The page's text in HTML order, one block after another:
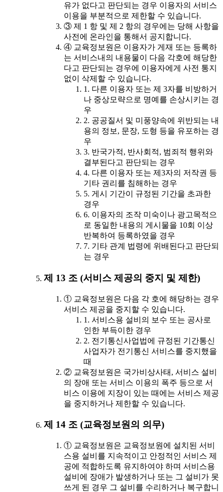
유가 없다고 판단되는 경우 이용자의 서비스
이용을 부분적으로 제한할 수 있습니다.
③ 제 1 항 및 제 2 항의 경우에는 당해 사항을
사전에 온라인을 통해서 공지합니다.
④ 교육정보원은 이용자가 게재 또는 등록하
는 서비스내의 내용물이 다음 각호에 해당한
다고 판단되는 경우에 이용자에게 사전 통지
없이 삭제할 수 있습니다.
1. 다른 이용자 또는 제 3자를 비방하거
나 중상모략으로 명예를 손상시키는 경
우
2. 공공질서 및 미풍양속에 위반되는 내
용의 정보, 문장, 도형 등을 유포하는 경
우
3. 반국가적, 반사회적, 범죄적 행위와
결부된다고 판단되는 경우
4. 다른 이용자 또는 제3자의 저작권 등
기타 권리를 침해하는 경우
5. 게시 기간이 규정된 기간을 초과한
경우
6. 이용자의 조작 미숙이나 광고목적으
로 동일한 내용의 게시물을 10회 이상
반복하여 등록하였을 경우
7. 기타 관계 법령에 위배된다고 판단되
는 경우
제 13 조 (서비스 제공의 중지 및 제한)
① 교육정보원은 다음 각 호에 해당하는 경우
서비스 제공을 중지할 수 있습니다.
1. 서비스용 설비의 보수 또는 공사로
인한 부득이한 경우
2. 전기통신사업법에 규정된 기간통신
사업자가 전기통신 서비스를 중지했을
때
② 교육정보원은 국가비상사태, 서비스 설비
의 장애 또는 서비스 이용의 폭주 등으로 서
비스 이용에 지장이 있는 때에는 서비스 제공
을 중지하거나 제한할 수 있습니다.
제 14 조 (교육정보원의 의무)
① 교육정보원은 교육정보원에 설치된 서비
스용 설비를 지속적이고 안정적인 서비스 제
공에 적합하도록 유지하여야 하며 서비스용
설비에 장애가 발생하거나 또는 그 설비가 못
쓰게 된 경우 그 설비를 수리하거나 복구합니